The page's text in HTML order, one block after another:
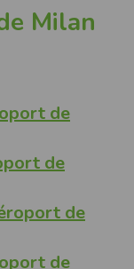
Milan
de
de
de
de